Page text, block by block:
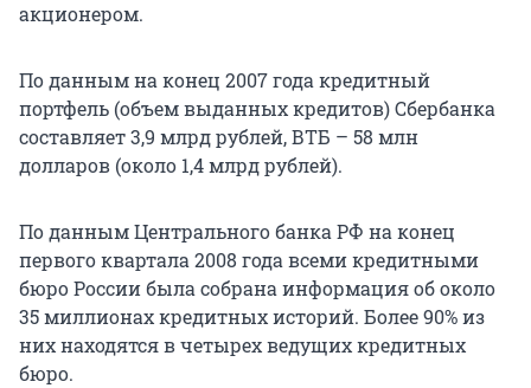
акционером.
По данным на конец 2007 года кредитный
портфель (объем выданных кредитов) Сбербанка
составляет 3,9 млрд рублей, ВТБ – 58 млн
долларов (около 1,4 млрд рублей).
По данным Центрального банка РФ на конец
первого квартала 2008 года всеми кредитными
бюро России была собрана информация об около
35 миллионах кредитных историй. Более 90% из
них находятся в четырех ведущих кредитных
бюро.